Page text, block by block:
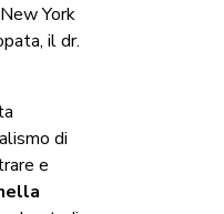
York
il dr.
di
e